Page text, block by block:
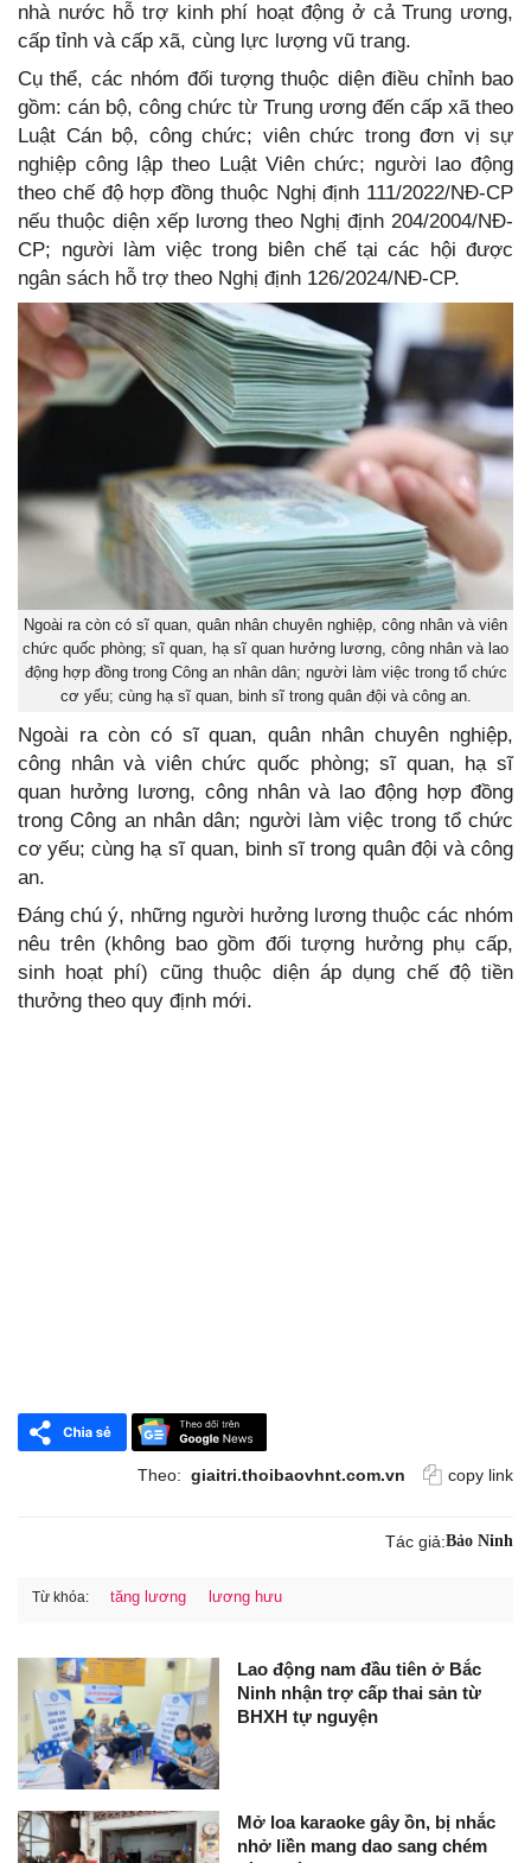
nhà nước hỗ trợ kinh phí hoạt động ở cả Trung ương,
cấp tỉnh và cấp xã, cùng lực lượng vũ trang.
Cụ thể, các nhóm đối tượng thuộc diện điều chỉnh bao
gồm: cán bộ, công chức từ Trung ương đến cấp xã theo
Luật Cán bộ, công chức; viên chức trong đơn vị sự
nghiệp công lập theo Luật Viên chức; người lao động
theo chế độ hợp đồng thuộc Nghị định 111/2022/NĐ-CP
nếu thuộc diện xếp lương theo Nghị định 204/2004/NĐ-
CP; người làm việc trong biên chế tại các hội được
ngân sách hỗ trợ theo Nghị định 126/2024/NĐ-CP.
Ngoài ra còn có sĩ quan, quân nhân chuyên nghiệp, công nhân và viên
chức quốc phòng; sĩ quan, hạ sĩ quan hưởng lương, công nhân và lao
động hợp đồng trong Công an nhân dân; người làm việc trong tổ chức
cơ yếu; cùng hạ sĩ quan, binh sĩ trong quân đội và công an.
Ngoài ra còn có sĩ quan, quân nhân chuyên nghiệp,
công nhân và viên chức quốc phòng; sĩ quan, hạ sĩ
quan hưởng lương, công nhân và lao động hợp đồng
trong Công an nhân dân; người làm việc trong tổ chức
cơ yếu; cùng hạ sĩ quan, binh sĩ trong quân đội và công
an.
Đáng chú ý, những người hưởng lương thuộc các nhóm
nêu trên (không bao gồm đối tượng hưởng phụ cấp,
sinh hoạt phí) cũng thuộc diện áp dụng chế độ tiền
thưởng theo quy định mới.
Theo: giaitri.thoibaovhnt.com.vn copy link
Tác giả:Bảo Ninh
Từ khóa: tăng lương lương hưu
Lao động nam đầu tiên ở Bắc
Ninh nhận trợ cấp thai sản từ
BHXH tự nguyện
Mở loa karaoke gây ồn, bị nhắc
nhở liền mang dao sang chém